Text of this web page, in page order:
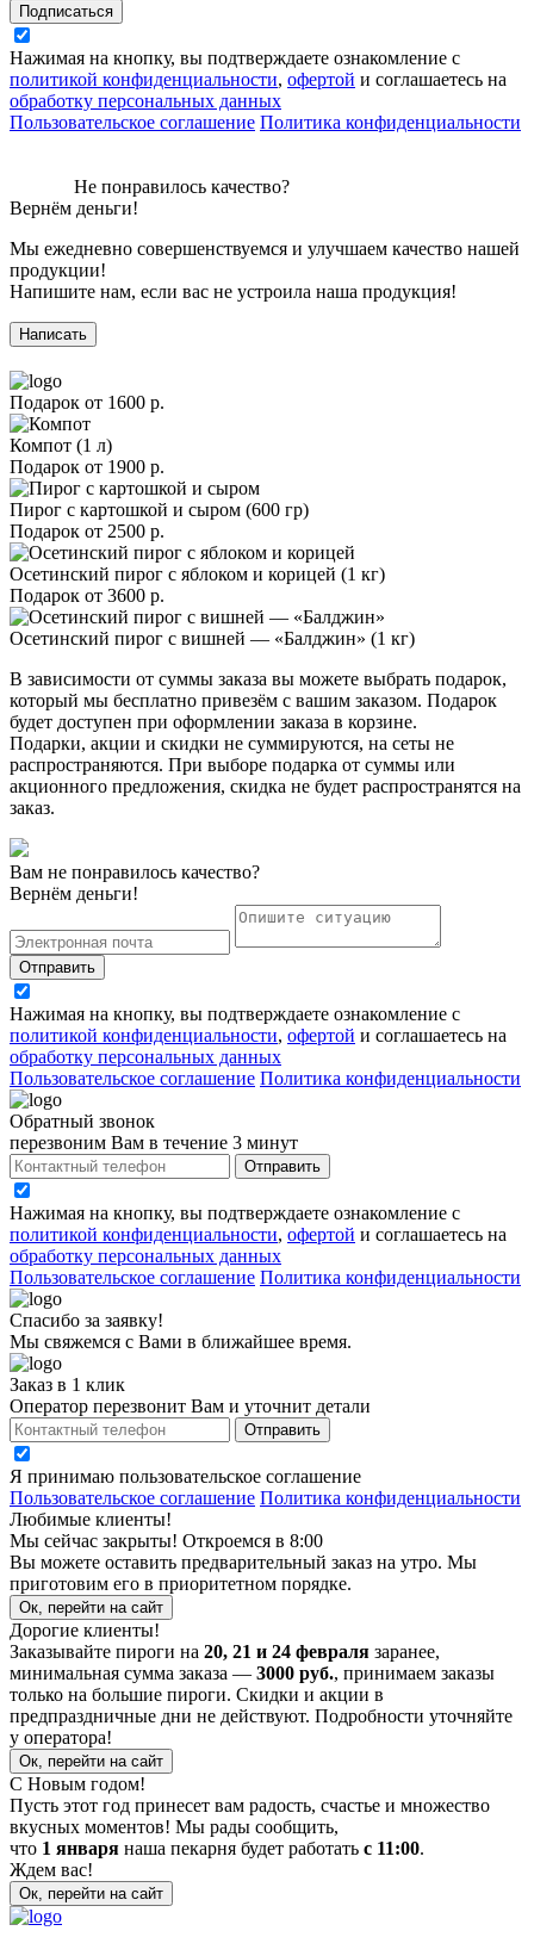
Подписаться
Нажимая на кнопку, вы подтверждаете ознакомление с
политикой конфиденциальности, офертой и соглашаетесь на
обработку персональных данных
Пользовательское соглашение Политика конфиденциальности
Не понравилось качество?
Вернём деньги!
Мы ежедневно совершенствуемся и улучшаем качество нашей
продукции!
Напишите нам, если вас не устроила наша продукция!
Написать
Подарок от 1600 р.
Компот (1 л)
Подарок от 1900 р.
Пирог с картошкой и сыром (600 гр)
Подарок от 2500 р.
Осетинский пирог с яблоком и корицей (1 кг)
Подарок от 3600 р.
Осетинский пирог с вишней — «Балджин» (1 кг)
В зависимости от суммы заказа вы можете выбрать подарок,
который мы бесплатно привезём с вашим заказом. Подарок
будет доступен при оформлении заказа в корзине.
Подарки, акции и скидки не суммируются, на сеты не
распространяются. При выборе подарка от суммы или
акционного предложения, скидка не будет распространятся на
заказ.
Вам не понравилось качество?
Вернём деньги!
Отправить
Нажимая на кнопку, вы подтверждаете ознакомление с
политикой конфиденциальности, офертой и соглашаетесь на
обработку персональных данных
Пользовательское соглашение Политика конфиденциальности
Обратный звонок
перезвоним Вам в течение 3 минут
Отправить
Нажимая на кнопку, вы подтверждаете ознакомление с
политикой конфиденциальности, офертой и соглашаетесь на
обработку персональных данных
Пользовательское соглашение Политика конфиденциальности
Спасибо за заявку!
Мы свяжемся с Вами в ближайшее время.
Заказ в 1 клик
Оператор перезвонит Вам и уточнит детали
Отправить
Я принимаю пользовательское соглашение
Пользовательское соглашение Политика конфиденциальности
Любимые клиенты!
Мы сейчас закрыты! Откроемся в 8:00
Вы можете оставить предварительный заказ на утро. Мы
приготовим его в приоритетном порядке.
Ок, перейти на сайт
Дорогие клиенты!
Заказывайте пироги на 20, 21 и 24 февраля заранее,
минимальная сумма заказа — 3000 руб., принимаем заказы
только на большие пироги. Скидки и акции в
предпраздничные дни не действуют. Подробности уточняйте
у оператора!
Ок, перейти на сайт
С Новым годом!
Пусть этот год принесет вам радость, счастье и множество
вкусных моментов! Мы рады сообщить,
что 1 января наша пекарня будет работать с 11:00.
Ждем вас!
Ок, перейти на сайт